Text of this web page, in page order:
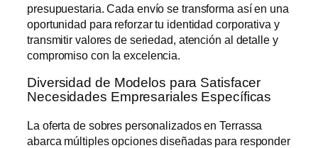
presupuestaria. Cada envío se transforma así en una
oportunidad para reforzar tu identidad corporativa y
transmitir valores de seriedad, atención al detalle y
compromiso con la excelencia.
Diversidad de Modelos para Satisfacer
Necesidades Empresariales Específicas
La oferta de sobres personalizados en Terrassa
abarca múltiples opciones diseñadas para responder